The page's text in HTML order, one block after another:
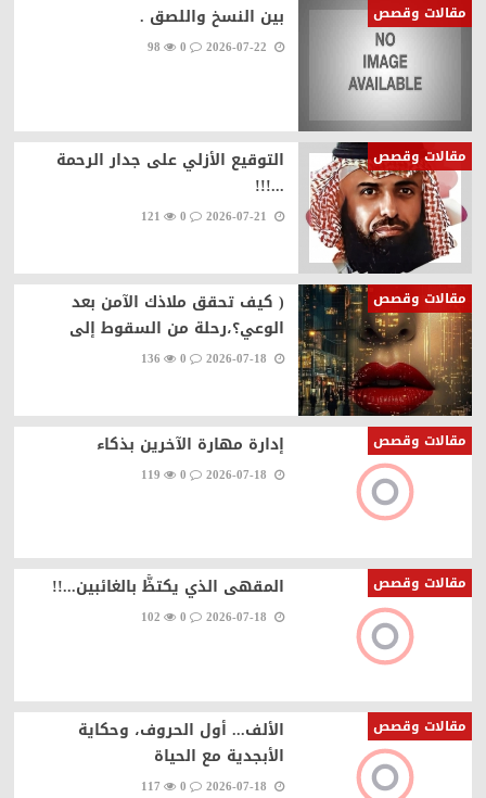
مقالات وقصص بين النسخ واللصق .
0
98
مقالات وقصص
التوقيع الأزلي على جدار الرحمة
...!!!
0
121
مقالات وقصص
( كيف تحقق ملاذك الآمن بعد
الوعي؟،رحلة من السقوط إلى
0
136
مقالات وقصص إدارة مهارة الآخرين بذكاء
0
119
مقالات وقصص المقهى الذي يكتظُّ بالغائبين...!!
0
102
مقالات وقصص
الألف... أول الحروف، وحكاية
الأبجدية مع الحياة
0
117